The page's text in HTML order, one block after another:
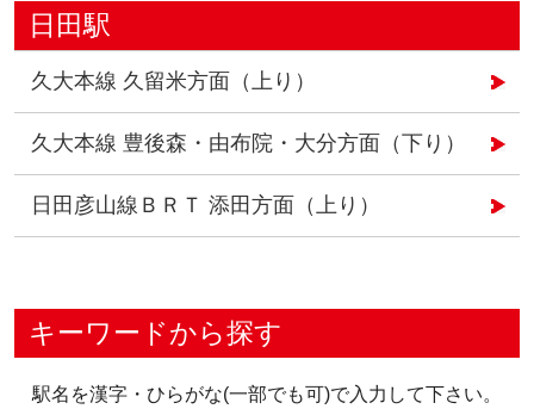
日田駅
久大本線 久留米方面（上り）
久大本線 豊後森・由布院・大分方面（下り）
日田彦山線ＢＲＴ 添田方面（上り）
キーワードから探す
駅名を漢字・ひらがな(一部でも可)で入力して下さい。